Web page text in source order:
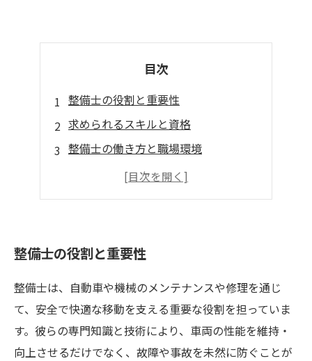
目次
整備士の役割と重要性
求められるスキルと資格
整備士の働き方と職場環境
未来の整備士に期待される技術
整備士のキャリアパスと成長の可能性
整備士の役割と重要性
整備士は、自動車や機械のメンテナンスや修理を通じ
て、安全で快適な移動を支える重要な役割を担っていま
す。彼らの専門知識と技術により、車両の性能を維持・
向上させるだけでなく、故障や事故を未然に防ぐことが